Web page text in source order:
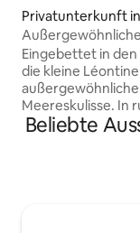
Privatunterkunft in
phaël
und das Estérel-
Eingebettet in
die kleine
Meereskulisse. In
Sie einen
Meer, die roten
Roux), die Iles de
Beliebte